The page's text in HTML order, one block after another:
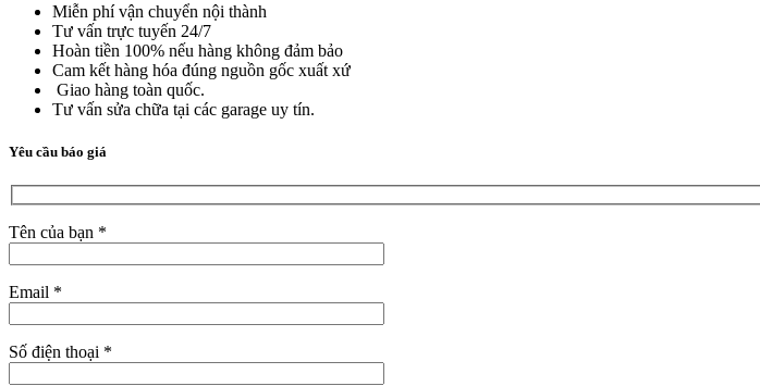
Miễn phí vận chuyển nội thành
Tư vấn trực tuyến 24/7
Hoàn tiền 100% nếu hàng không đảm bảo
Cam kết hàng hóa đúng nguồn gốc xuất xứ
Giao hàng toàn quốc.
Tư vấn sửa chữa tại các garage uy tín.
Yêu cầu báo giá
Tên của bạn *
Email *
Số điện thoại *